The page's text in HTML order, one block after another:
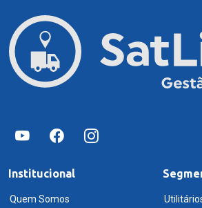
Institucional
Quem Somos